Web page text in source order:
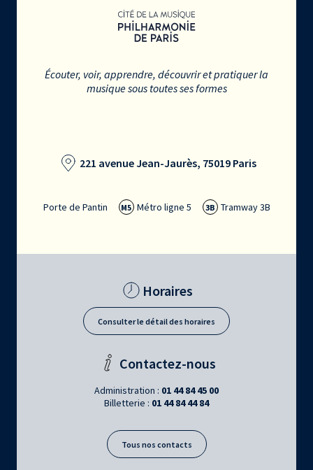
Écouter, voir, apprendre, découvrir et pratiquer la
musique sous toutes ses formes
221 avenue Jean-Jaurès, 75019 Paris
Porte de Pantin M5 Métro ligne 5 3B Tramway 3B
Horaires
Consulter le détail des horaires
Contactez-nous
Administration : 01 44 84 45 00
Billetterie : 01 44 84 44 84
Tous nos contacts